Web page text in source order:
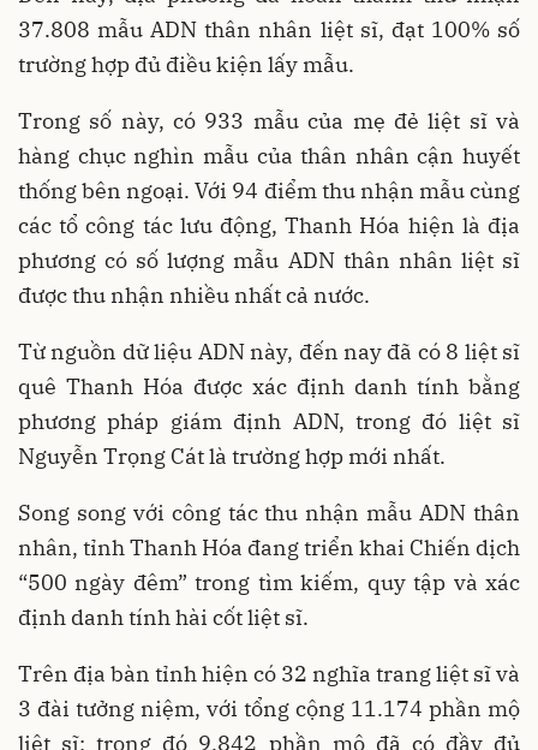
37.808 mẫu ADN thân nhân liệt sĩ, đạt 100% số
trường hợp đủ điều kiện lấy mẫu.
Trong số này, có 933 mẫu của mẹ đẻ liệt sĩ và
hàng chục nghìn mẫu của thân nhân cận huyết
thống bên ngoại. Với 94 điểm thu nhận mẫu cùng
các tổ công tác lưu động, Thanh Hóa hiện là địa
phương có số lượng mẫu ADN thân nhân liệt sĩ
được thu nhận nhiều nhất cả nước.
Từ nguồn dữ liệu ADN này, đến nay đã có 8 liệt sĩ
quê Thanh Hóa được xác định danh tính bằng
phương pháp giám định ADN, trong đó liệt sĩ
Nguyễn Trọng Cát là trường hợp mới nhất.
Song song với công tác thu nhận mẫu ADN thân
nhân, tỉnh Thanh Hóa đang triển khai Chiến dịch
“500 ngày đêm” trong tìm kiếm, quy tập và xác
định danh tính hài cốt liệt sĩ.
Trên địa bàn tỉnh hiện có 32 nghĩa trang liệt sĩ và
3 đài tưởng niệm, với tổng cộng 11.174 phần mộ
liệt sĩ; trong đó 9.842 phần mộ đã có đầy đủ